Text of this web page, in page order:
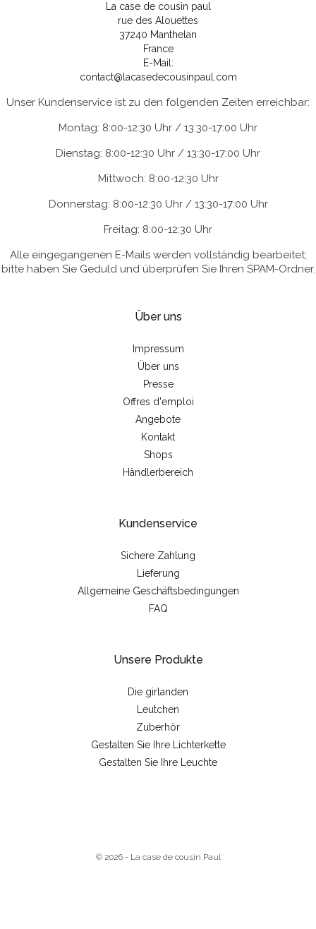
La case de cousin paul
rue des Alouettes
37240 Manthelan
France
E-Mail:
contact@lacasedecousinpaul.com
Unser Kundenservice ist zu den folgenden Zeiten erreichbar:
Montag: 8:00-12:30 Uhr / 13:30-17:00 Uhr
Dienstag: 8:00-12:30 Uhr / 13:30-17:00 Uhr
Mittwoch: 8:00-12:30 Uhr
Donnerstag: 8:00-12:30 Uhr / 13:30-17:00 Uhr
Freitag: 8:00-12:30 Uhr
Alle eingegangenen E-Mails werden vollständig bearbeitet;
bitte haben Sie Geduld und überprüfen Sie Ihren SPAM-Ordner.
Über uns
Impressum
Über uns
Presse
Offres d'emploi
Angebote
Kontakt
Shops
Händlerbereich
Kundenservice
Sichere Zahlung
Lieferung
Allgemeine Geschäftsbedingungen
FAQ
Unsere Produkte
Die girlanden
Leutchen
Zuberhör
Gestalten Sie Ihre Lichterkette
Gestalten Sie Ihre Leuchte
© 2026 - La case de cousin Paul